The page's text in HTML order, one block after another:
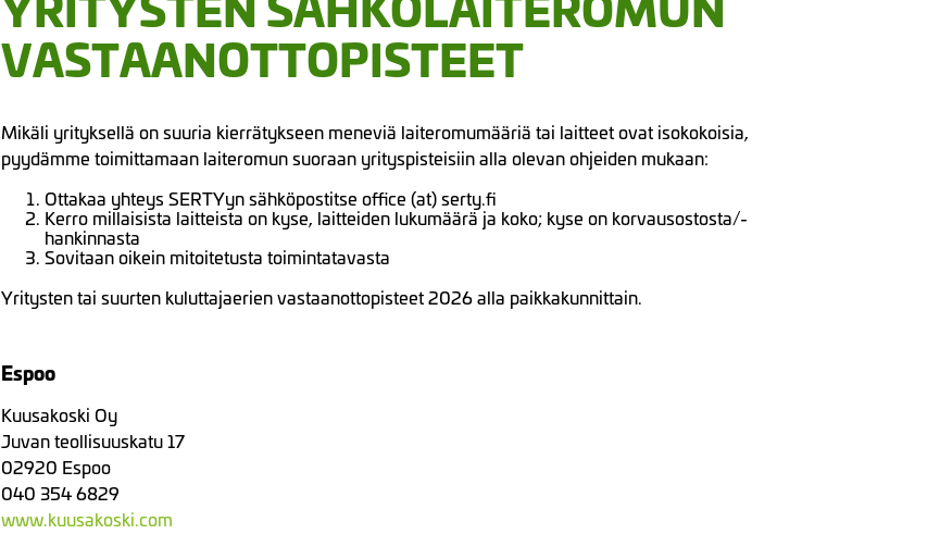
VASTAANOTTOPISTEET
Mikäli yrityksellä on suuria kierrätykseen meneviä laiteromumääriä tai laitteet ovat isokokoisia,
pyydämme toimittamaan laiteromun suoraan yrityspisteisiin alla olevan ohjeiden mukaan:
Ottakaa yhteys SERTYyn sähköpostitse office (at) serty.fi
Kerro millaisista laitteista on kyse, laitteiden lukumäärä ja koko; kyse on korvausostosta/-
hankinnasta
Sovitaan oikein mitoitetusta toimintatavasta
Yritysten tai suurten kuluttajaerien vastaanottopisteet 2026 alla paikkakunnittain.
Espoo
Kuusakoski Oy
Juvan teollisuuskatu 17
02920 Espoo
040 354 6829
www.kuusakoski.com